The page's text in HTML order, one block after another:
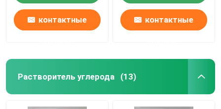
контактные контактные
Растворитель углерода (13)